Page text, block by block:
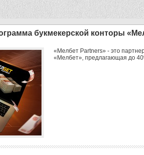
букмекерской конторы
«Мелбет Partners» - это
«Мелбет», предлагающая до